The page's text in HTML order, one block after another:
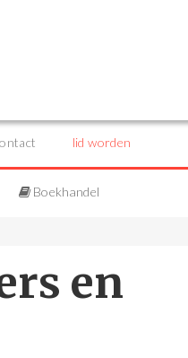
lid worden
Boekhandel
en